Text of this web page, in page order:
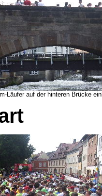
Läufer auf der hinteren Brücke